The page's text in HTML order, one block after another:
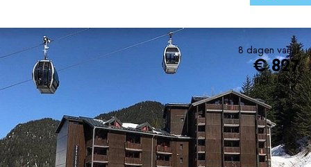
8 dagen vanaf
€ 827
incl. skipas